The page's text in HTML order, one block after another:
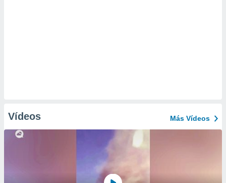
Vídeos Más Vídeos